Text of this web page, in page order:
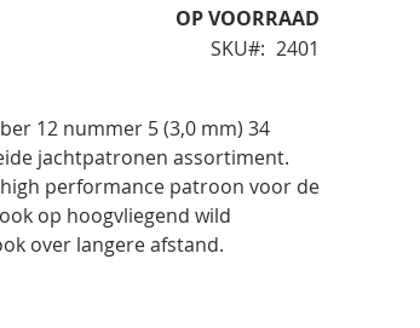
OP VOORRAAD
SKU
2401
12 nummer 5 (3,0 mm) 34
jachtpatronen assortiment.
performance patroon voor de
op hoogvliegend wild
over langere afstand.